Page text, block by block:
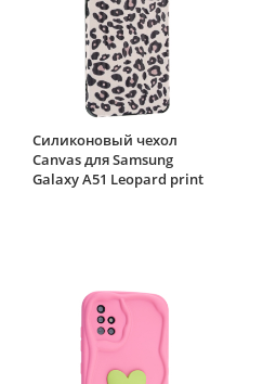
Силиконовый чехол
Canvas для Samsung
Galaxy A51 Leopard print